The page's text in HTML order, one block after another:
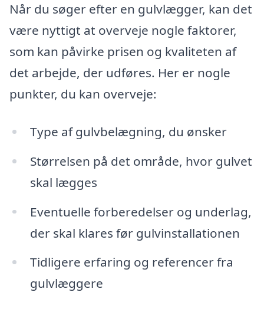
Når du søger efter en gulvlægger, kan det
være nyttigt at overveje nogle faktorer,
som kan påvirke prisen og kvaliteten af
det arbejde, der udføres. Her er nogle
punkter, du kan overveje:
Type af gulvbelægning, du ønsker
Størrelsen på det område, hvor gulvet
skal lægges
Eventuelle forberedelser og underlag,
der skal klares før gulvinstallationen
Tidligere erfaring og referencer fra
gulvlæggere